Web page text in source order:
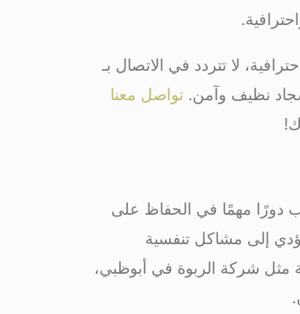
لا تتردد في الاتصال بـ
نظيف وآمن. تواصل معنا
دورًا مهمًا في الحفاظ على
يؤدي إلى مشاكل تنفسية
مثل شركة الربوة في أبوظبي،